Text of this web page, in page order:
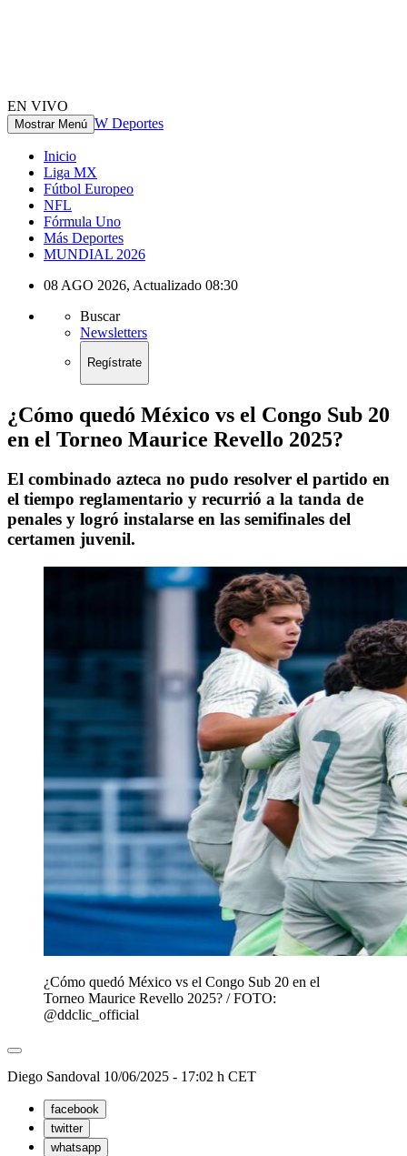
EN VIVO
Mostrar Menú W Deportes
Inicio
Liga MX
Fútbol Europeo
NFL
Fórmula Uno
Más Deportes
MUNDIAL 2026
08 AGO 2026, Actualizado 08:30
Buscar
Newsletters
Regístrate
¿Cómo quedó México vs el Congo Sub 20
en el Torneo Maurice Revello 2025?
El combinado azteca no pudo resolver el partido en
el tiempo reglamentario y recurrió a la tanda de
penales y logró instalarse en las semifinales del
certamen juvenil.
¿Cómo quedó México vs el Congo Sub 20 en el
Torneo Maurice Revello 2025? / FOTO:
@ddclic_official
Diego Sandoval 10/06/2025 - 17:02 h CET
facebook
twitter
whatsapp